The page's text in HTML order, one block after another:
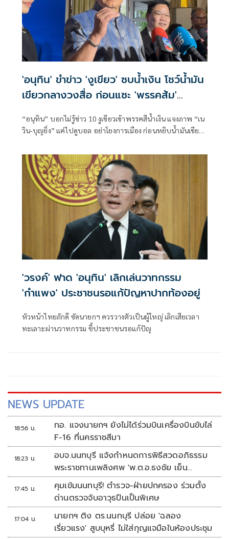
'อนุทิน' ขำข่าว 'งูเขียว' ซบน้ำเงิน โชว์น้ำมัน
เขียวกลางวงสื่อ ก่อนแซะ 'พรรคส้ม'
“อนุทิน” บอกไม่รู้ข่าว 10 งูเขียวเข้าพรรคสีน้ำเงิน แจงภาพ “เน
วิน-บุญยิ่ง” แค่ไปดูบอล อย่าโยงการเมือง ก่อนหยิบน้ำมันเขียว
'วรงค์' ฟาด 'อนุทิน' เลิกเล่นวาทกรรม
'กำแพง' ประชาชนรอแก้ปัญหาปากท้องอยู่
หัวหน้าไทยภักดี ซัดนายกฯ ควรวางตัวเป็นผู้ใหญ่ เลิกเสียเวลา
ทะเลาะผ่านวาทกรรม ชี้ประชาชนรอแก้ปัญ
NEWS UPDATE
18:56 น.
ทอ. แจงนายกฯ ยังไม่ได้ร่วมบินเครื่องบินขับไล่
F-16 ที่นครราชสีมา
18:23 น.
อบจ.นนทบุรี แจ้งกำหนดการพิธีสวดอภิธรรม
พระราชทานเพลิงศพ 'พ.ต.อ.ธงชัย เย็น
ประเสริฐ'
17:45 น.
คุมเข้มนนทบุรี! ตำรวจ-ฝ่ายปกครอง ร่วมตั้ง
ด่านตรวจจับอาวุธปืนเป็นพิเศษ
17:04 น.
นายกฯ ติง ตร.นนทบุรี ปล่อย 'ฉลอง
เรี่ยวแรง' สูบบุหรี่ ไม่ใส่กุญแจมือในห้องประชุม